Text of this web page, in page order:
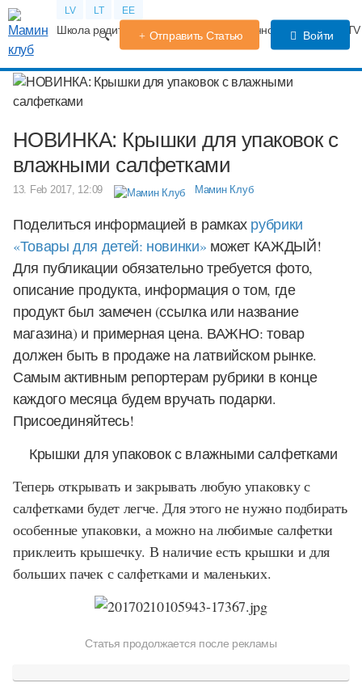
LV LT EE
Школа родителей Календарь беременности Форум
Отправить Статью Войти
НОВИНКА: Крышки для упаковок с
влажными салфетками
13. Feb 2017, 12:09 Мамин Клуб
Поделиться информацией в рамках рубрики
«Товары для детей: новинки» может КАЖДЫЙ!
Для публикации обязательно требуется фото,
описание продукта, информация о том, где
продукт был замечен (ссылка или название
магазина) и примерная цена. ВАЖНО: товар
должен быть в продаже на латвийском рынке.
Самым активным репортерам рубрики в конце
каждого месяца будем вручать подарки.
Присоединяйтесь!
Крышки для упаковок с влажными салфетками
Теперь открывать и закрывать любую упаковку с
салфетками будет легче. Для этого не нужно подбирать
особенные упаковки, а можно на любимые салфетки
приклеить крышечку. В наличие есть крышки и для
больших пачек с салфетками и маленьких.
Статья продолжается после рекламы